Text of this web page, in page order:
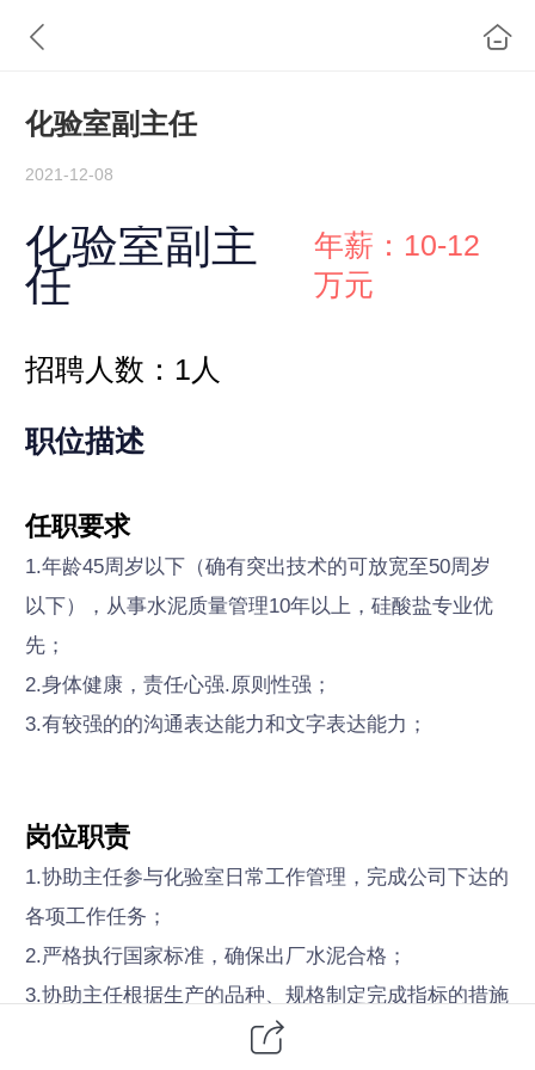
化验室副主任
2021-12-08
化验室副主
任
年薪：10-12
万元
招聘人数：1人
职位描述
任职要求
1.年龄45周岁以下（确有突出技术的可放宽至50周岁
以下），从事水泥质量管理10年以上，硅酸盐专业优
先；
2.身体健康，责任心强.原则性强；
3.有较强的的沟通表达能力和文字表达能力；
岗位职责
1.协助主任参与化验室日常工作管理，完成公司下达的
各项工作任务；
2.严格执行国家标准，确保出厂水泥合格；
3.协助主任根据生产的品种、规格制定完成指标的措施
和管理办法，确定合理的配料方案，建立合理的质量